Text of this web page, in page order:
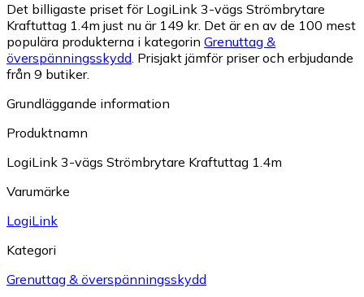
Det billigaste priset för LogiLink 3-vägs Strömbrytare
Kraftuttag 1.4m just nu är 149 kr. Det är en av de 100 mest
populära produkterna i kategorin Grenuttag &
överspänningsskydd. Prisjakt jämför priser och erbjudande
från 9 butiker.
Grundläggande information
Produktnamn
LogiLink 3-vägs Strömbrytare Kraftuttag 1.4m
Varumärke
LogiLink
Kategori
Grenuttag & överspänningsskydd